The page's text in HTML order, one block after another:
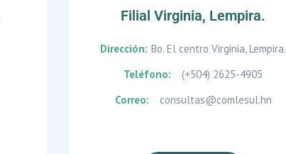
Filial Virginia, Lempira.
Dirección: Bo. El centro Virginia, Lempira.
Teléfono:
(+504) 2625-4905
Correo:
consultas@comlesul.hn